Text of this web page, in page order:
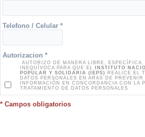
Telefono / Celular *
Autorizacion *
AUTORIZO DE MANERA LIBRE, ESPECÍFICA,
INEQUÍVOCA PARA QUE EL
INSTITUTO
POPULAR Y SOLIDARIA (IEPS) REALICE EL
DATOS PERSONALES EN ARAS DE
INFORMACIÓN EN CONCORDANCIA CON LA
TRATAMIENTO DE DATOS PERSONALES
* Campos obligatorios